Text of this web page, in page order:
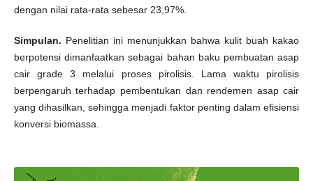
dengan nilai rata-rata sebesar 23,97%.
Simpulan. Penelitian ini menunjukkan bahwa kulit buah kakao
berpotensi dimanfaatkan sebagai bahan baku pembuatan asap
cair grade 3 melalui proses pirolisis. Lama waktu pirolisis
berpengaruh terhadap pembentukan dan rendemen asap cair
yang dihasilkan, sehingga menjadi faktor penting dalam efisiensi
konversi biomassa.